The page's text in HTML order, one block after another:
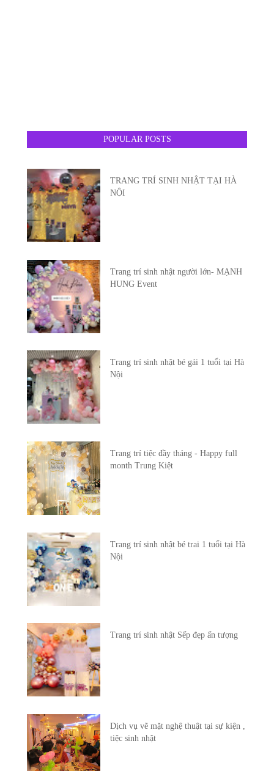
POPULAR POSTS
TRANG TRÍ SINH NHẬT TẠI HÀ
NỘI
Trang trí sinh nhật người lớn- MẠNH
HUNG Event
Trang trí sinh nhật bé gái 1 tuổi tại Hà
Nội
Trang trí tiệc đầy tháng - Happy full
month Trung Kiệt
Trang trí sinh nhật bé trai 1 tuổi tại Hà
Nội
Trang trí sinh nhật Sếp đẹp ấn tượng
Dịch vụ vẽ mặt nghệ thuật tại sự kiện ,
tiệc sinh nhật